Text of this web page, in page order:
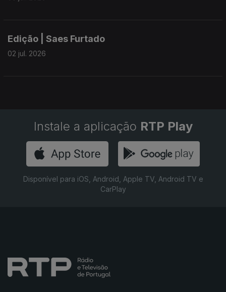
Edição | Saes Furtado
02 jul. 2026
Instale a aplicação RTP Play
Disponível para iOS, Android, Apple TV, Android TV e
CarPlay